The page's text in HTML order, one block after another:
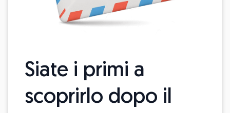
Siate i primi a
scoprirlo dopo il